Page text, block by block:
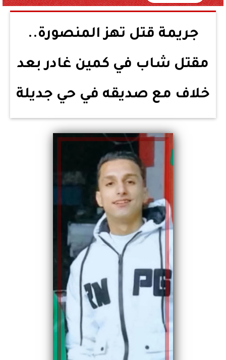
جريمة قتل تهز المنصورة..
مقتل شاب في كمين غادر بعد
خلاف مع صديقه في حي جديلة